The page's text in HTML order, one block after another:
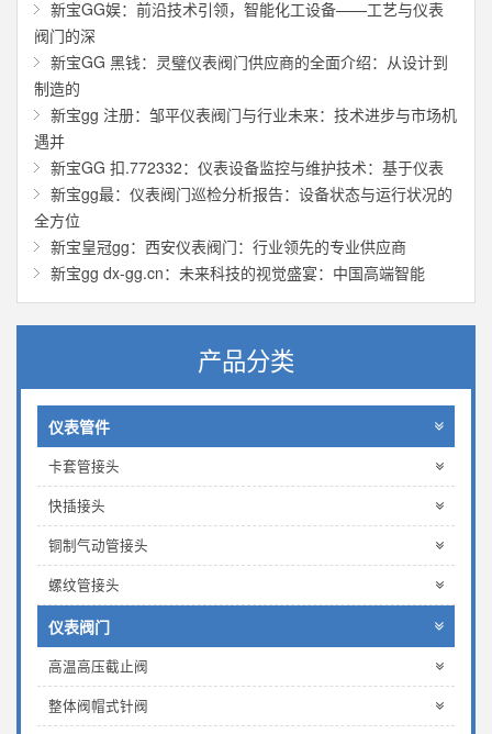
新宝GG娱：前沿技术引领，智能化工设备——工艺与仪表
阀门的深
新宝GG 黑钱：灵璧仪表阀门供应商的全面介绍：从设计到
制造的
新宝gg 注册：邹平仪表阀门与行业未来：技术进步与市场机
遇并
新宝GG 扣.772332：仪表设备监控与维护技术：基于仪表
新宝gg最：仪表阀门巡检分析报告：设备状态与运行状况的
全方位
新宝皇冠gg：西安仪表阀门：行业领先的专业供应商
新宝gg dx-gg.cn：未来科技的视觉盛宴：中国高端智能
产品分类
仪表管件
卡套管接头
快插接头
铜制气动管接头
螺纹管接头
仪表阀门
高温高压截止阀
整体阀帽式针阀